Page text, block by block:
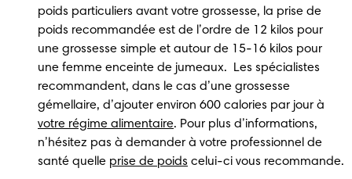
poids particuliers avant votre grossesse, la prise de
poids recommandée est de l’ordre de 12 kilos pour
une grossesse simple et autour de 15-16 kilos pour
une femme enceinte de jumeaux.  Les spécialistes
recommandent, dans le cas d’une grossesse
votre régime alimentaire. Pour plus d’informations,
n’hésitez pas à demander à votre professionnel de
santé quelle prise de poids celui-ci vous recommande.